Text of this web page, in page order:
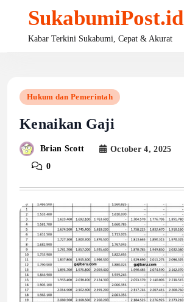
content
SukabumiPost.id
Kabar Terkini Sukabumi, Cepat & Akurat
Hukum dan Pemerintah
Kenaikan Gaji
Brian Scott October 4, 2025
0